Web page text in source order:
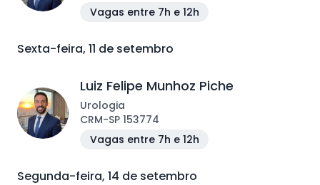
Vagas entre 7h e 12h
Sexta-feira, 11 de setembro
Luiz Felipe Munhoz Piche
Urologia
CRM-SP 153774
Vagas entre 7h e 12h
Segunda-feira, 14 de setembro